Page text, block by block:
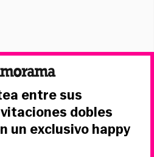
entre sus
dobles
un exclusivo happy